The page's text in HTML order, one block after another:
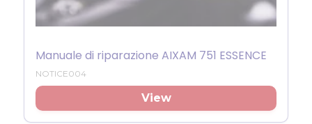
Manuale di riparazione AIXAM 751 ESSENCE
NOTICE004
View